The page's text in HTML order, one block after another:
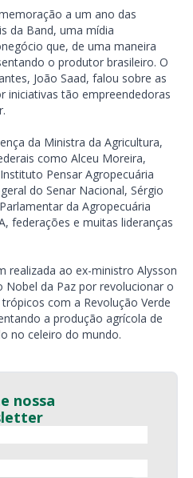
a um ano das
da Band, uma mídia
que, de uma maneira
o produtor brasileiro. O
João Saad, falou sobre as
iniciativas tão empreendedoras
da Ministra da Agricultura,
como Alceu Moreira,
Pensar Agropecuária
do Senar Nacional, Sérgio
da Agropecuária
federações e muitas lideranças
realizada ao ex-ministro Alysson
Nobel da Paz por revolucionar o
com a Revolução Verde
a produção agrícola de
no celeiro do mundo.
nossa